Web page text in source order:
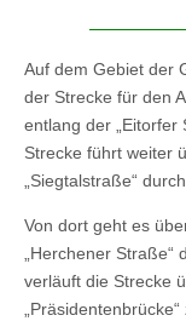
Auf dem Gebiet der
der Strecke für den
entlang der „Eitorfer
Strecke führt weiter
„Siegtalstraße“
Von dort geht es
„Herchener
verläuft die Strecke